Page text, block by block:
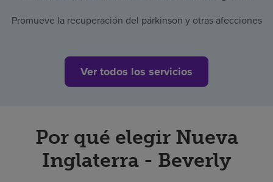
Promueve la recuperación del párkinson y otras afecciones
Ver todos los servicios
Por qué elegir Nueva
Inglaterra - Beverly